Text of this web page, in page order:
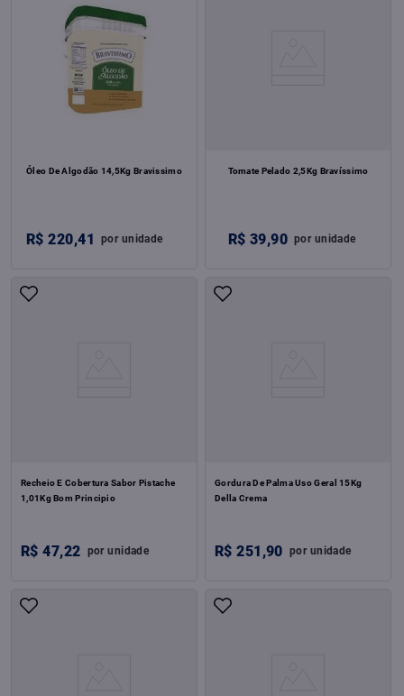
Óleo De Algodão 14,5Kg Bravissimo
R$ 220,41 por unidade
Tomate Pelado 2,5Kg Bravíssimo
R$ 39,90 por unidade
Recheio E Cobertura Sabor Pistache
1,01Kg Bom Principio
R$ 47,22 porunidade
Gordura De Palma Uso Geral 15Kg
Della Crema
R$ 251 ,90 por unidade